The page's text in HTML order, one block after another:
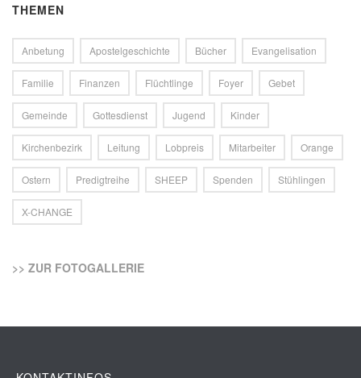
THEMEN
Anbetung Apostelgeschichte Bücher Evangelisation
Familie Finanzen Flüchtlinge Foyer Gebet
Gemeinde Gottesdienst Jugend Kinder
Kirchenbezirk Leitung Lobpreis Mitarbeiter Orange
Ostern Predigtreihe SHEEP Spenden Stühlingen
X-CHANGE
>> ZUR FOTOGALLERIE